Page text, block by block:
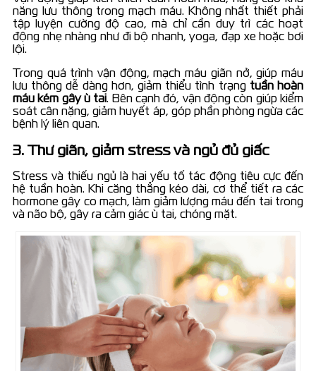
năng lưu thông trong mạch máu. Không nhất thiết phải
tập luyện cường độ cao, mà chỉ cần duy trì các hoạt
động nhẹ nhàng như đi bộ nhanh, yoga, đạp xe hoặc bơi
lội.
Trong quá trình vận động, mạch máu giãn nở, giúp máu
lưu thông dễ dàng hơn, giảm thiểu tình trạng tuần hoàn
máu kém gây ù tai. Bên cạnh đó, vận động còn giúp kiểm
soát cân nặng, giảm huyết áp, góp phần phòng ngừa các
bệnh lý liên quan.
3. Thư giãn, giảm stress và ngủ đủ giấc
Stress và thiếu ngủ là hai yếu tố tác động tiêu cực đến
hệ tuần hoàn. Khi căng thẳng kéo dài, cơ thể tiết ra các
hormone gây co mạch, làm giảm lượng máu đến tai trong
và não bộ, gây ra cảm giác ù tai, chóng mặt.